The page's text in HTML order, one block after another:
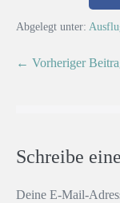
Abgelegt unter:
← Vorheriger
Schreibe
Deine E-Mail-